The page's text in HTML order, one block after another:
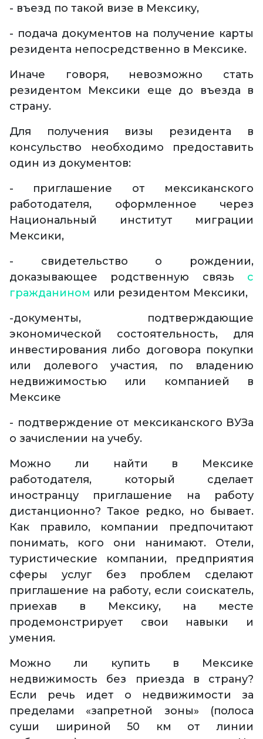
- въезд по такой визе в Мексику,
- подача документов на получение карты
резидента непосредственно в Мексике.
Иначе говоря, невозможно стать
резидентом Мексики еще до въезда в
страну.
Для получения визы резидента в
консульство необходимо предоставить
один из документов:
- приглашение от мексиканского
работодателя, оформленное через
Национальный институт миграции
Мексики,
- свидетельство о рождении,
доказывающее родственную связь с
гражданином или резидентом Мексики,
-документы, подтверждающие
экономической состоятельность, для
инвестирования либо договора покупки
или долевого участия, по владению
недвижимостью или компанией в
Мексике
- подтверждение от мексиканского ВУЗа
о зачислении на учебу.
Можно ли найти в Мексике
работодателя, который сделает
иностранцу приглашение на работу
дистанционно? Такое редко, но бывает.
Как правило, компании предпочитают
понимать, кого они нанимают. Отели,
туристические компании, предприятия
сферы услуг без проблем сделают
приглашение на работу, если соискатель,
приехав в Мексику, на месте
продемонстрирует свои навыки и
умения.
Можно ли купить в Мексике
недвижимость без приезда в страну?
Если речь идет о недвижимости за
пределами «запретной зоны» (полоса
суши шириной 50 км от линии